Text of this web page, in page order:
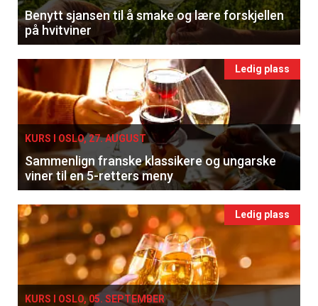
Benytt sjansen til å smake og lære forskjellen
på hvitviner
Ledig plass
KURS I OSLO, 27. AUGUST
Sammenlign franske klassikere og ungarske
viner til en 5-retters meny
Ledig plass
KURS I OSLO, 05. SEPTEMBER